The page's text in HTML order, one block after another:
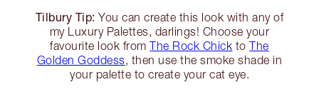
Tilbury Tip: You can create this look with any of
my Luxury Palettes, darlings! Choose your
favourite look fromThe Rock Chick toThe
Golden Goddess, then use the smoke shade in
your palette to create your cat eye.